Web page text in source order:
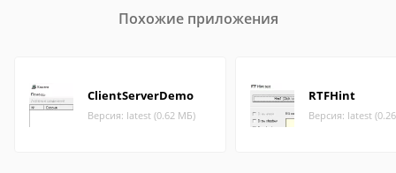
Похожие приложения
ClientServerDemo
Версия: latest (0.62 МБ)
RTFHint
Версия: latest